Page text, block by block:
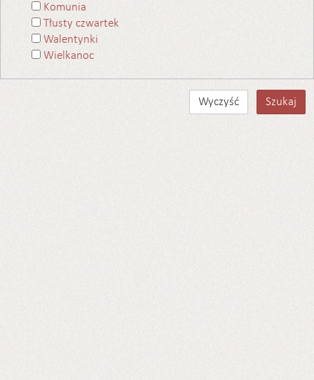
Komunia
Tłusty czwartek
Walentynki
Wielkanoc